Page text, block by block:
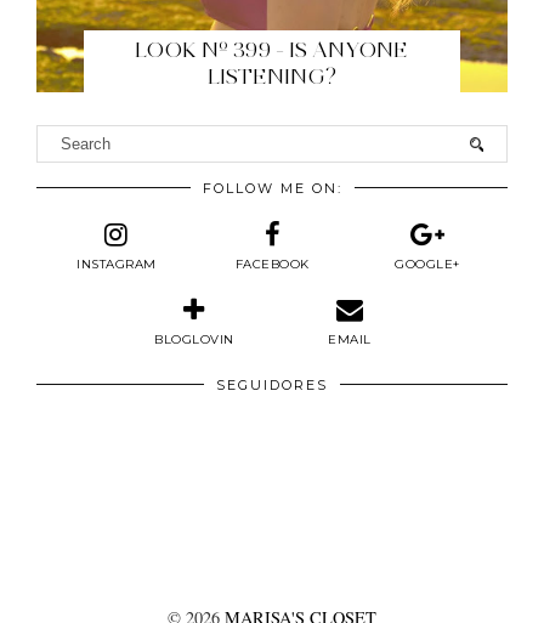
LOOK Nº 399 - IS ANYONE
LISTENING?
FOLLOW ME ON:
INSTAGRAM FACEBOOK GOOGLE+
BLOGLOVIN EMAIL
SEGUIDORES
© 2026 MARISA'S CLOSET